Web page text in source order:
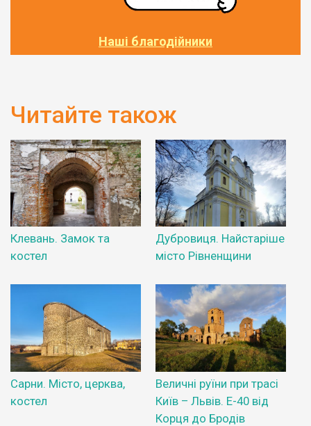
Наші благодійники
Читайте також
Клевань. Замок та
костел
Дубровиця. Найстаріше
місто Рівненщини
Сарни. Місто, церква,
костел
Величні руїни при трасі
Київ – Львів. Е-40 від
Корця до Бродів